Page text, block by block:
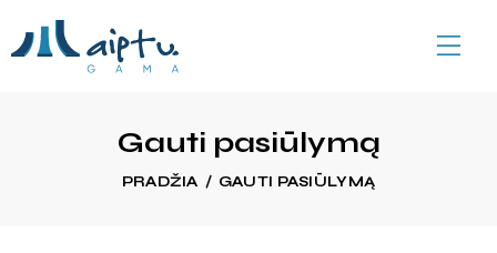
Gauti pasiūlymą
PRADŽIA GAUTI PASIŪLYMĄ